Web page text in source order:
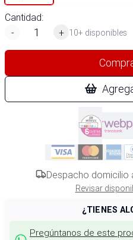
Cantidad:
-
+ 10+ disponibles
Despacho domicilio
Revisar
¿TIENES
Pregúntanos de este